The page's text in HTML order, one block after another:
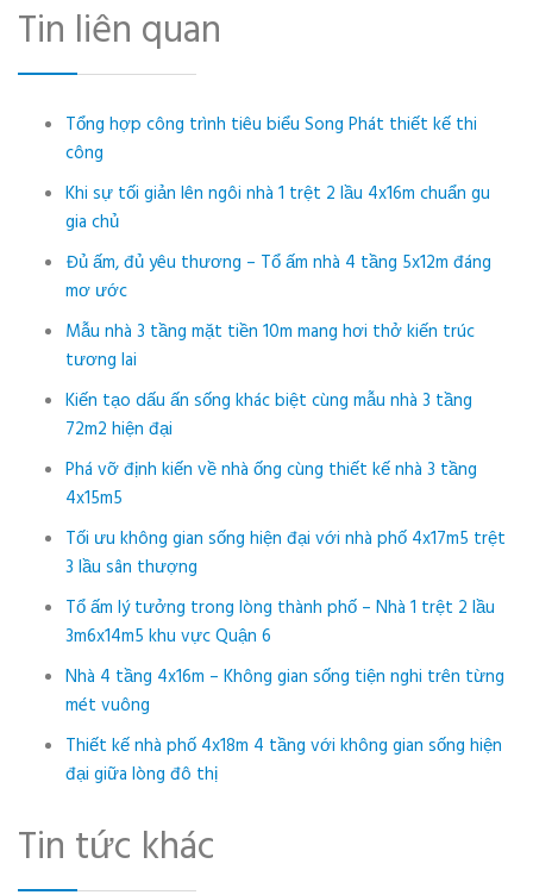
Tin liên quan
Tổng hợp công trình tiêu biểu Song Phát thiết kế thi
công
Khi sự tối giản lên ngôi nhà 1 trệt 2 lầu 4x16m chuẩn gu
gia chủ
Đủ ấm, đủ yêu thương – Tổ ấm nhà 4 tầng 5x12m đáng
mơ ước
Mẫu nhà 3 tầng mặt tiền 10m mang hơi thở kiến trúc
tương lai
Kiến tạo dấu ấn sống khác biệt cùng mẫu nhà 3 tầng
72m2 hiện đại
Phá vỡ định kiến về nhà ống cùng thiết kế nhà 3 tầng
4x15m5
Tối ưu không gian sống hiện đại với nhà phố 4x17m5 trệt
3 lầu sân thượng
Tổ ấm lý tưởng trong lòng thành phố – Nhà 1 trệt 2 lầu
3m6x14m5 khu vực Quận 6
Nhà 4 tầng 4x16m – Không gian sống tiện nghi trên từng
mét vuông
Thiết kế nhà phố 4x18m 4 tầng với không gian sống hiện
đại giữa lòng đô thị
Tin tức khác